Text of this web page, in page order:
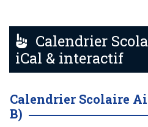
Calendrier
iCal & interactif
Calendrier Scolaire
B)